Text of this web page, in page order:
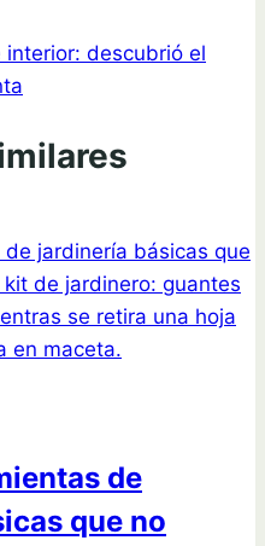
descubrió el
de
que no